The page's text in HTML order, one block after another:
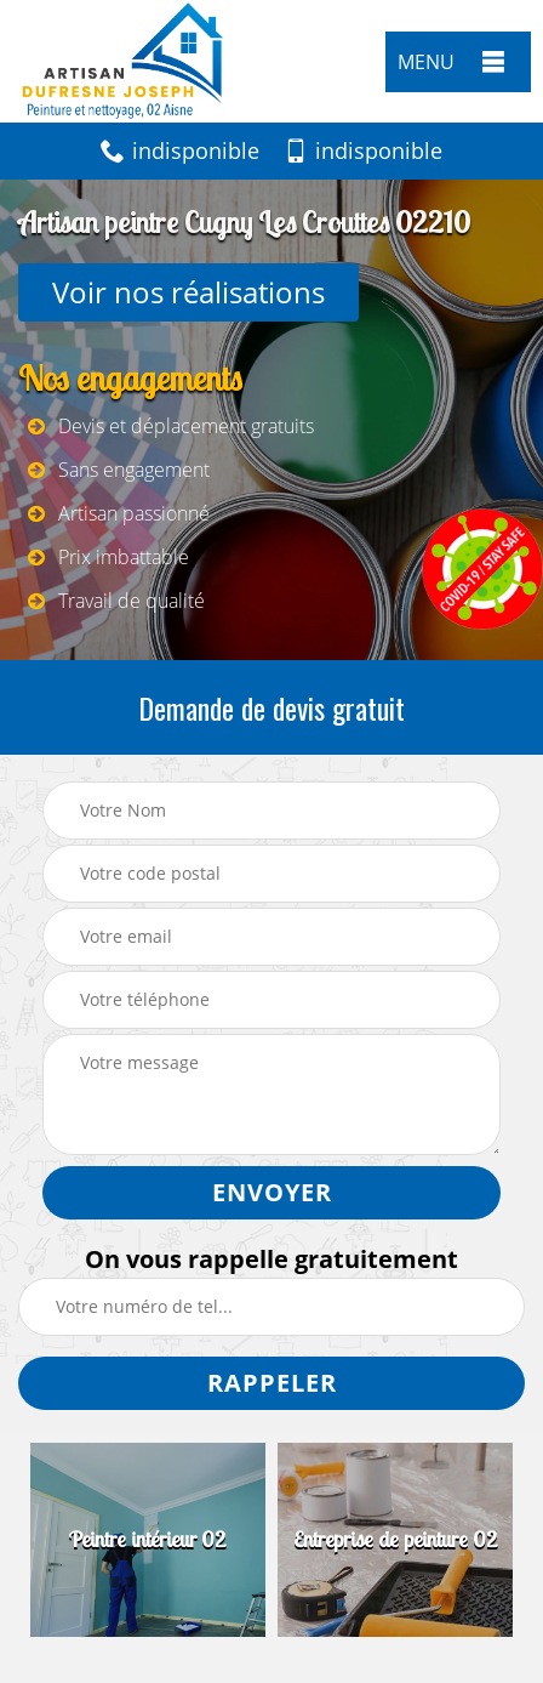
MENU
indisponible indisponible
Artisan peintre Cugny Les Crouttes 02210
Voir nos réalisations
Nos engagements
Devis et déplacement gratuits
Sans engagement
Artisan passionné
Prix imbattable
Travail de qualité
Demande de devis gratuit
On vous rappelle gratuitement
Peintre intérieur 02 Entreprise de peinture 02